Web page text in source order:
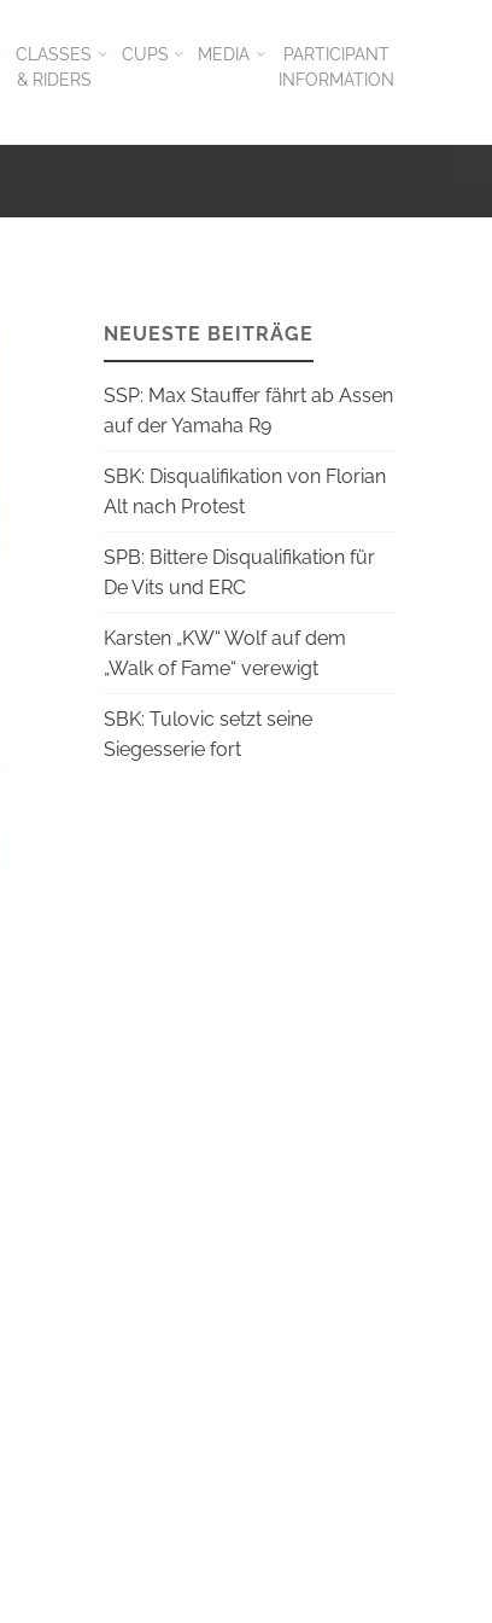
CLASSES
& RIDERS
CUPS MEDIA
PARTICIPANT
INFORMATION
NEUESTE BEITRÄGE
SSP: Max Stauffer fährt ab Assen
auf der Yamaha R9
SBK: Disqualifikation von Florian
Alt nach Protest
SPB: Bittere Disqualifikation für
De Vits und ERC
Karsten „KW“ Wolf auf dem
„Walk of Fame“ verewigt
SBK: Tulovic setzt seine
Siegesserie fort